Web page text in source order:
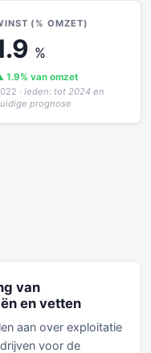
(% OMZET)
%
1.9% van omzet
· leden: tot 2024 en
prognose
van
en vetten
aan over exploitatie
voor de